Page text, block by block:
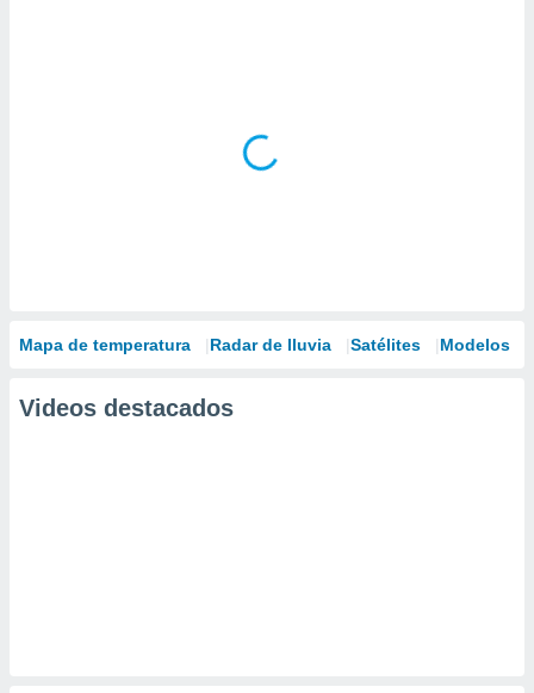
Mapa de temperatura Radar de lluvia Satélites Modelos
Videos destacados